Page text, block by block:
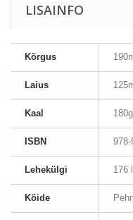
LISAINFO
Kõrgus
Laius
Kaal 180g
ISBN 978-
Lehekülgi 176
Köide